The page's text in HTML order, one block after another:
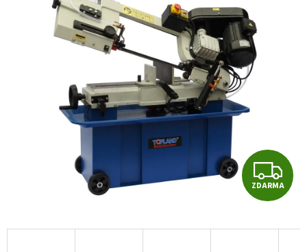
Z
D
A
ZDARMA